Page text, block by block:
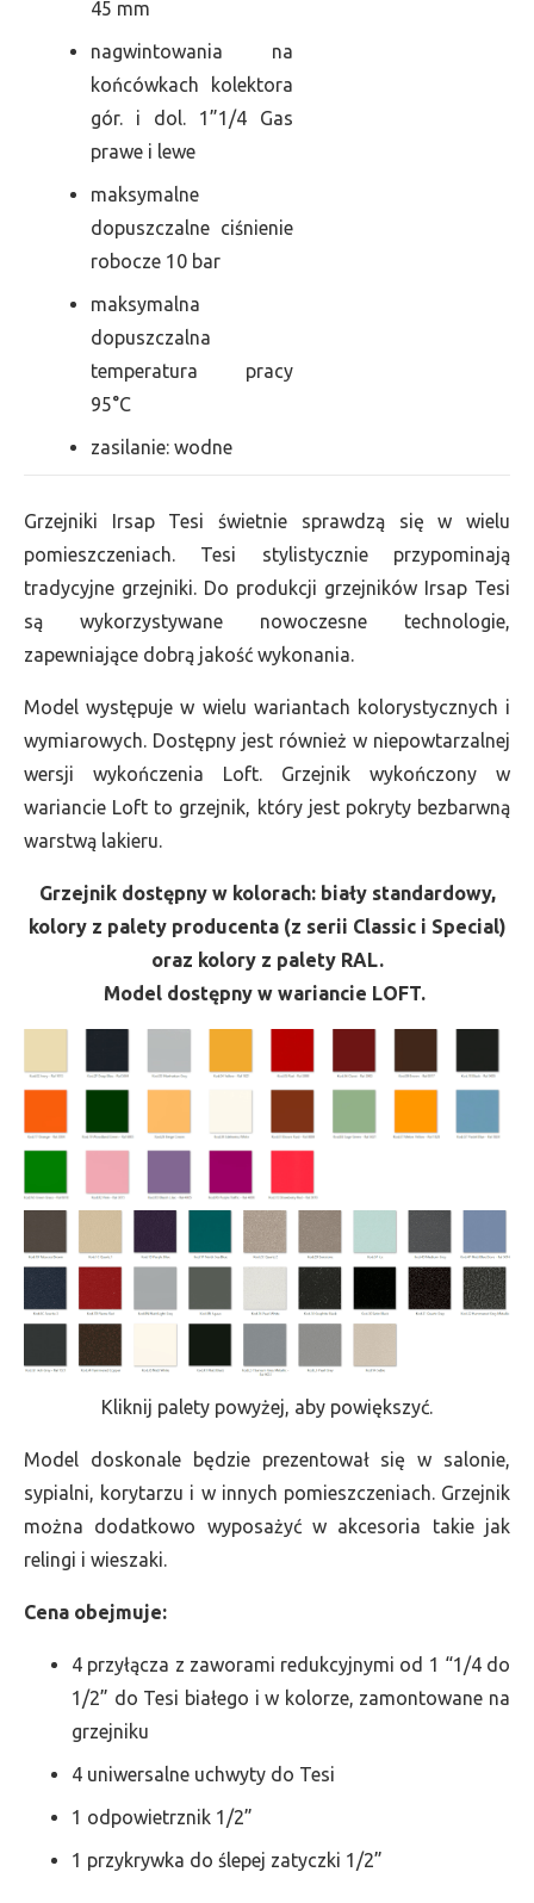
45 mm
nagwintowania na
końcówkach kolektora
gór. i dol. 1”1/4 Gas
prawe i lewe
maksymalne
dopuszczalne ciśnienie
robocze 10 bar
maksymalna
dopuszczalna
temperatura pracy
95°C
zasilanie: wodne
Grzejniki Irsap Tesi świetnie sprawdzą się w wielu
pomieszczeniach. Tesi stylistycznie przypominają
tradycyjne grzejniki. Do produkcji grzejników Irsap Tesi
są wykorzystywane nowoczesne technologie,
zapewniające dobrą jakość wykonania.
Model występuje w wielu wariantach kolorystycznych i
wymiarowych. Dostępny jest również w niepowtarzalnej
wersji wykończenia Loft. Grzejnik wykończony w
wariancie Loft to grzejnik, który jest pokryty bezbarwną
warstwą lakieru.
Grzejnik dostępny w kolorach: biały standardowy,
kolory z palety producenta (z serii Classic i Special)
oraz kolory z palety RAL.
Model dostępny w wariancie LOFT.
Kliknij palety powyżej, aby powiększyć.
Model doskonale będzie prezentował się w salonie,
sypialni, korytarzu i w innych pomieszczeniach. Grzejnik
można dodatkowo wyposażyć w akcesoria takie jak
relingi i wieszaki.
Cena obejmuje:
4 przyłącza z zaworami redukcyjnymi od 1 “1/4 do
1/2” do Tesi białego i w kolorze, zamontowane na
grzejniku
4 uniwersalne uchwyty do Tesi
1 odpowietrznik 1/2”
1 przykrywka do ślepej zatyczki 1/2”